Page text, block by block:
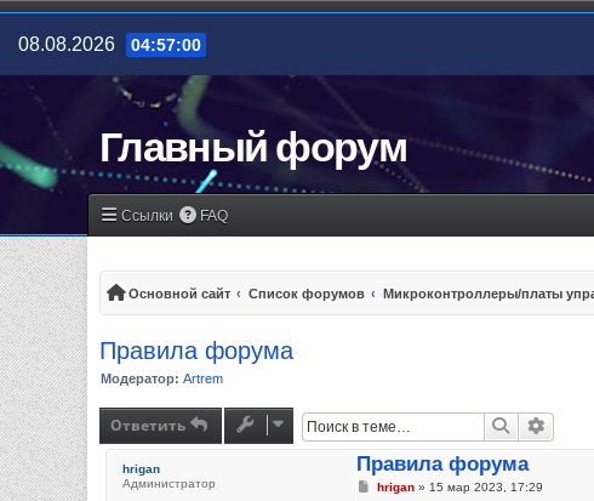
08.08.2026 04:57:01
Главный форум
Ссылки FAQ
Основной сайт Список форумов Микроконтроллеры/платы
Правила форума
Модератор: Artrem
Ответить Поиск
hrigan
Администратор
Правила форума
Сообщение
hrigan» 15 мар 2023, 17:29